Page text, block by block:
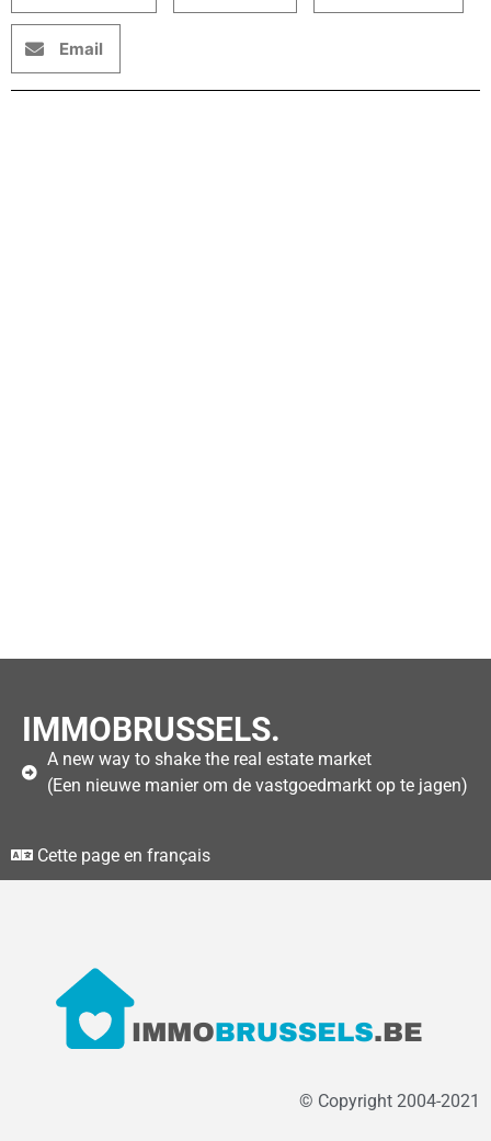
Email
IMMOBRUSSELS.
A new way to shake the real estate market
(Een nieuwe manier om de vastgoedmarkt op te jagen)
Cette page en français
© Copyright 2004-2021